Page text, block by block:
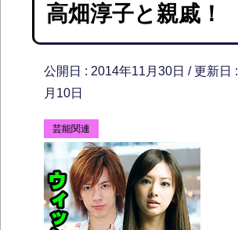
高畑淳子と親戚！
公開日 : 2014年11月30日 / 更新日 :
月10日
芸能関連